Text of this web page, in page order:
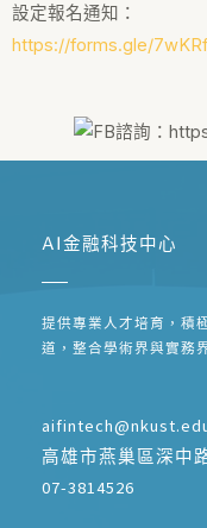
設定報名通知：
https://forms.gle/
AI金融科技中心
提供專業人才培育，積
道，整合學術界與實務
高雄市燕巢區深中
07-3814526